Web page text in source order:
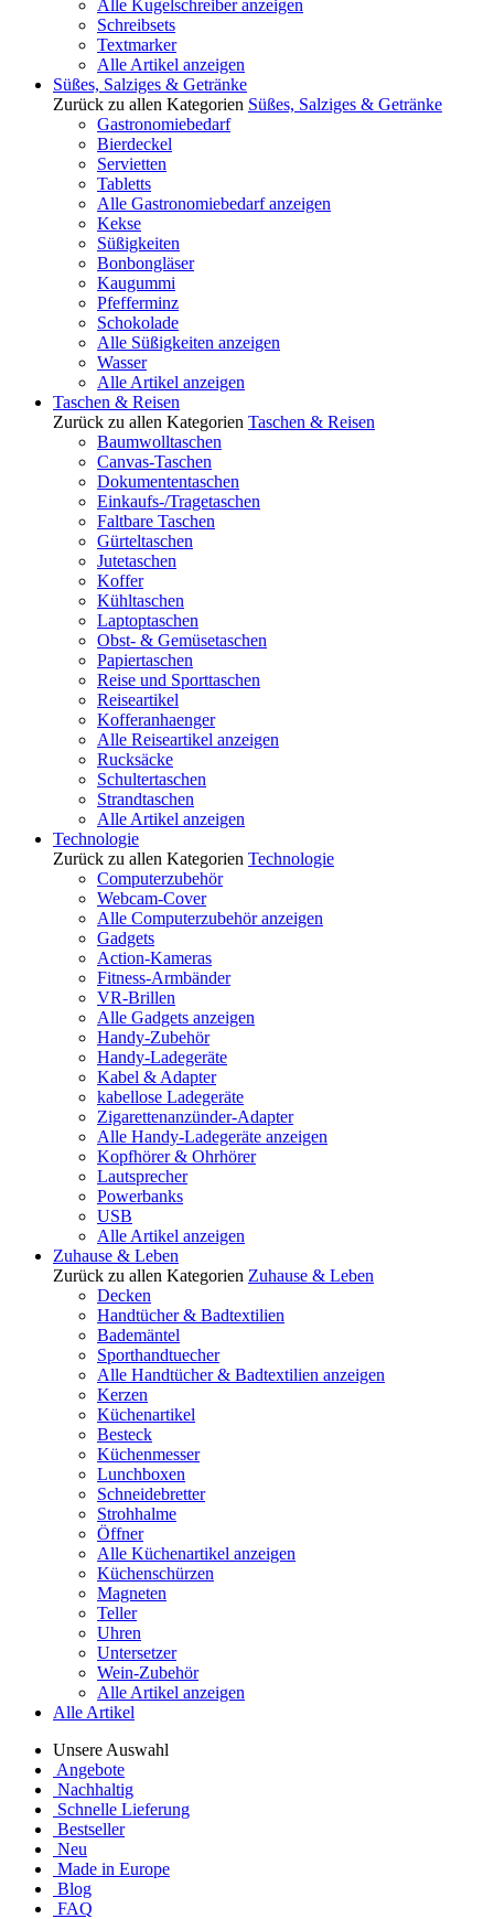
Alle Kugelschreiber anzeigen
Schreibsets
Textmarker
Alle Artikel anzeigen
Süßes, Salziges & Getränke
Zurück zu allen Kategorien Süßes, Salziges & Getränke
Gastronomiebedarf
Bierdeckel
Servietten
Tabletts
Alle Gastronomiebedarf anzeigen
Kekse
Süßigkeiten
Bonbongläser
Kaugummi
Pfefferminz
Schokolade
Alle Süßigkeiten anzeigen
Wasser
Alle Artikel anzeigen
Taschen & Reisen
Zurück zu allen Kategorien Taschen & Reisen
Baumwolltaschen
Canvas-Taschen
Dokumententaschen
Einkaufs-/Tragetaschen
Faltbare Taschen
Gürteltaschen
Jutetaschen
Koffer
Kühltaschen
Laptoptaschen
Obst- & Gemüsetaschen
Papiertaschen
Reise und Sporttaschen
Reiseartikel
Kofferanhaenger
Alle Reiseartikel anzeigen
Rucksäcke
Schultertaschen
Strandtaschen
Alle Artikel anzeigen
Technologie
Zurück zu allen Kategorien Technologie
Computerzubehör
Webcam-Cover
Alle Computerzubehör anzeigen
Gadgets
Action-Kameras
Fitness-Armbänder
VR-Brillen
Alle Gadgets anzeigen
Handy-Zubehör
Handy-Ladegeräte
Kabel & Adapter
kabellose Ladegeräte
Zigarettenanzünder-Adapter
Alle Handy-Ladegeräte anzeigen
Kopfhörer & Ohrhörer
Lautsprecher
Powerbanks
USB
Alle Artikel anzeigen
Zuhause & Leben
Zurück zu allen Kategorien Zuhause & Leben
Decken
Handtücher & Badtextilien
Bademäntel
Sporthandtuecher
Alle Handtücher & Badtextilien anzeigen
Kerzen
Küchenartikel
Besteck
Küchenmesser
Lunchboxen
Schneidebretter
Strohhalme
Öffner
Alle Küchenartikel anzeigen
Küchenschürzen
Magneten
Teller
Uhren
Untersetzer
Wein-Zubehör
Alle Artikel anzeigen
Alle Artikel
Unsere Auswahl
Angebote
Nachhaltig
Schnelle Lieferung
Bestseller
Neu
Made in Europe
Blog
FAQ